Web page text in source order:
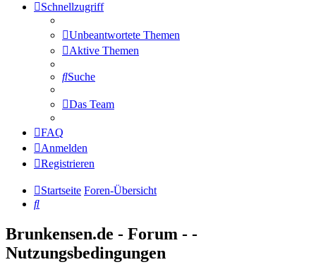
Schnellzugriff
Unbeantwortete Themen
Aktive Themen
Suche
Das Team
FAQ
Anmelden
Registrieren
Startseite Foren-Übersicht
Suche
Brunkensen.de - Forum - -
Nutzungsbedingungen